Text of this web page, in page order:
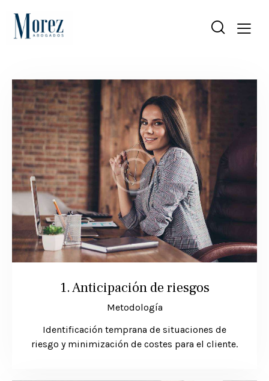
1. Anticipación de riesgos
Metodología
Identificación temprana de situaciones de
riesgo y minimización de costes para el cliente.